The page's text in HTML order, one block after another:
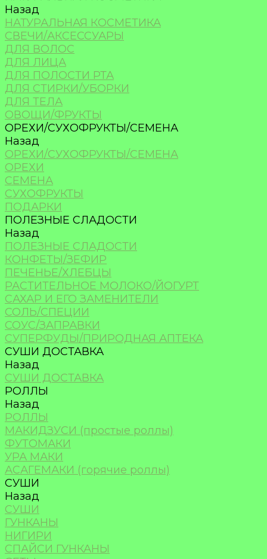
Назад
НАТУРАЛЬНАЯ КОСМЕТИКА
СВЕЧИ/АКСЕССУАРЫ
ДЛЯ ВОЛОС
ДЛЯ ЛИЦА
ДЛЯ ПОЛОСТИ РТА
ДЛЯ СТИРКИ/УБОРКИ
ДЛЯ ТЕЛА
ОВОЩИ/ФРУКТЫ
ОРЕХИ/СУХОФРУКТЫ/СЕМЕНА
Назад
ОРЕХИ/СУХОФРУКТЫ/СЕМЕНА
ОРЕХИ
СЕМЕНА
СУХОФРУКТЫ
ПОДАРКИ
ПОЛЕЗНЫЕ СЛАДОСТИ
Назад
ПОЛЕЗНЫЕ СЛАДОСТИ
КОНФЕТЫ/ЗЕФИР
ПЕЧЕНЬЕ/ХЛЕБЦЫ
РАСТИТЕЛЬНОЕ МОЛОКО/ЙОГУРТ
САХАР И ЕГО ЗАМЕНИТЕЛИ
СОЛЬ/СПЕЦИИ
СОУС/ЗАПРАВКИ
СУПЕРФУДЫ/ПРИРОДНАЯ АПТЕКА
СУШИ ДОСТАВКА
Назад
СУШИ ДОСТАВКА
РОЛЛЫ
Назад
РОЛЛЫ
МАКИДЗУСИ (простые роллы)
ФУТОМАКИ
УРА МАКИ
АСАГЕМАКИ (горячие роллы)
СУШИ
Назад
СУШИ
ГУНКАНЫ
НИГИРИ
СПАЙСИ ГУНКАНЫ